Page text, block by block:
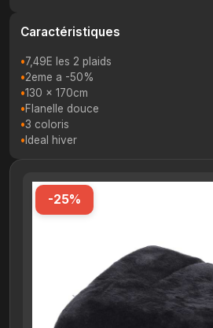
-25%
Caractéristiques
7,49E les 2 plaids
2eme a -50%
130 x 170cm
Flanelle douce
3 coloris
Ideal hiver